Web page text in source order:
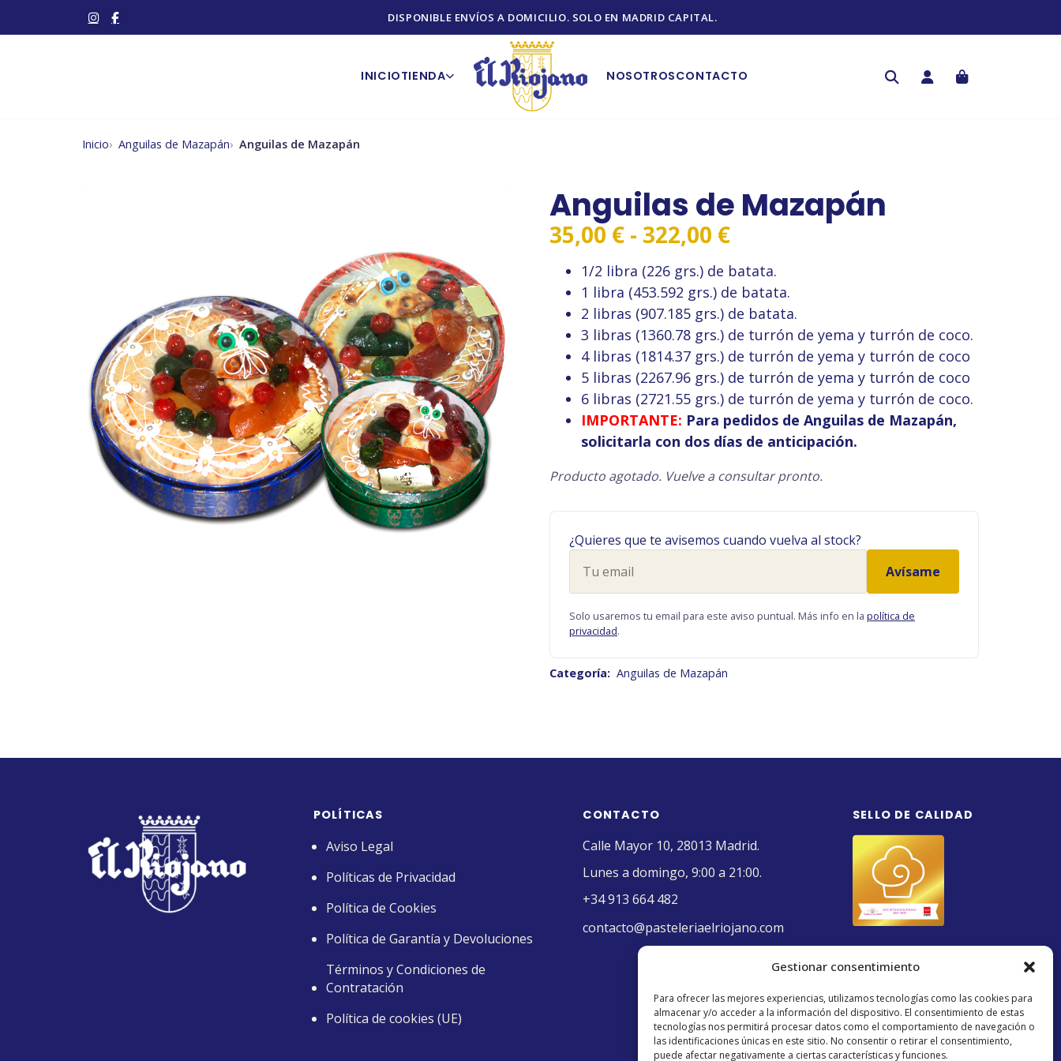
Gestionar consentimiento
Para ofrecer las mejores experiencias, utilizamos tecnologías como las cookies para
almacenar y/o acceder a la información del dispositivo. El consentimiento de estas
tecnologías nos permitirá procesar datos como el comportamiento de navegación o
las identificaciones únicas en este sitio. No consentir o retirar el consentimiento,
puede afectar negativamente a ciertas características y funciones.
DISPONIBLE ENVÍOS A DOMICILIO. SOLO EN MADRID CAPITAL.
INICIOTIENDA NOSOTROSCONTACTO
Inicio Anguilas de Mazapán Anguilas de Mazapán
Anguilas de Mazapán
35,00 € - 322,00 €Rango
de
precios:
desde
35,00 €
hasta
322,00 €
1/2 libra (226 grs.) de batata.
1 libra (453.592 grs.) de batata.
2 libras (907.185 grs.) de batata.
3 libras (1360.78 grs.) de turrón de yema y turrón de coco.
4 libras (1814.37 grs.) de turrón de yema y turrón de coco
5 libras (2267.96 grs.) de turrón de yema y turrón de coco
6 libras (2721.55 grs.) de turrón de yema y turrón de coco.
IMPORTANTE: Para pedidos de Anguilas de Mazapán,
solicitarla con dos días de anticipación.
Producto agotado. Vuelve a consultar pronto.
¿Quieres que te avisemos cuando vuelva al stock?
email
Avísame
Solo usaremos tu email para este aviso puntual. Más info en la política de
privacidad.
Categoría: Anguilas de Mazapán
POLÍTICAS
Aviso Legal
Políticas de Privacidad
Política de Cookies
Política de Garantía y Devoluciones
Términos y Condiciones de
Contratación
Política de cookies (UE)
CONTACTO
Calle Mayor 10, 28013 Madrid.
Lunes a domingo, 9:00 a 21:00.
+34 913 664 482
contacto@pasteleriaelriojano.com
SELLO DE CALIDAD